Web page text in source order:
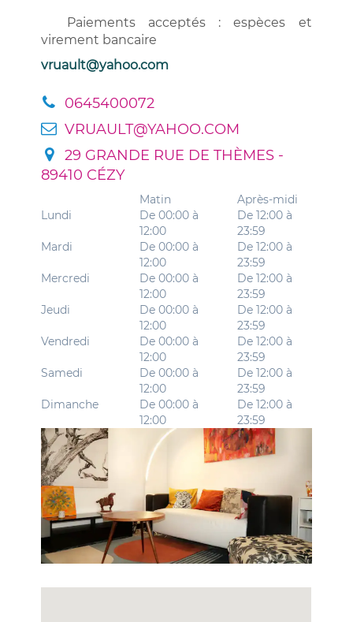
Paiements acceptés : espèces et
virement bancaire
vruault@yahoo.com
0645400072
VRUAULT@YAHOO.COM
29 GRANDE RUE DE THÈMES -
89410 CÉZY
Matin
Après-midi
Lundi
De 00:00 à
12:00
De 12:00 à
23:59
Mardi
De 00:00 à
12:00
De 12:00 à
23:59
Mercredi
De 00:00 à
12:00
De 12:00 à
23:59
Jeudi
De 00:00 à
12:00
De 12:00 à
23:59
Vendredi
De 00:00 à
12:00
De 12:00 à
23:59
Samedi
De 00:00 à
12:00
De 12:00 à
23:59
Dimanche
De 00:00 à
12:00
De 12:00 à
23:59